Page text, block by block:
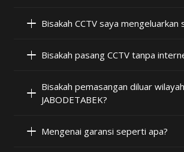
Bisakah CCTV saya mengeluarkan
Bisakah pasang CCTV tanpa
Bisakah pemasangan diluar wilayah
JABODETABEK?
Mengenai garansi seperti apa?